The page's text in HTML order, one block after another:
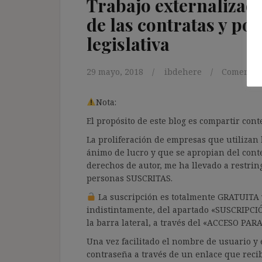
Trabajo
de las contratas y
legislativa
29 mayo, 2018 ibdehere
Nota:
El propósito de este blog es compartir
La proliferación de empresas que
ánimo de lucro y que se apropian del
derechos de autor, me ha llevado a
personas SUSCRITAS.
La suscripción es totalmente
indistintamente, del apartado
la barra lateral, a través del «ACCESO PARA
Una vez facilitado el nombre de usuario
contraseña a través de un enlace que